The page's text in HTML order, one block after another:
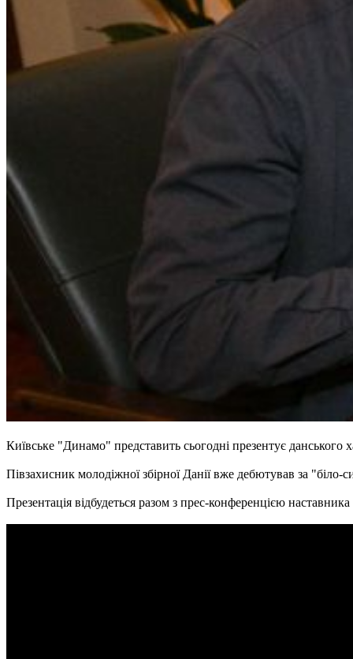
Київське "Динамо" представить сьогодні презентує данського
Півзахисник молодіжної збірної Данії вже дебютував за
Презентація відбудеться разом з прес-конференцією